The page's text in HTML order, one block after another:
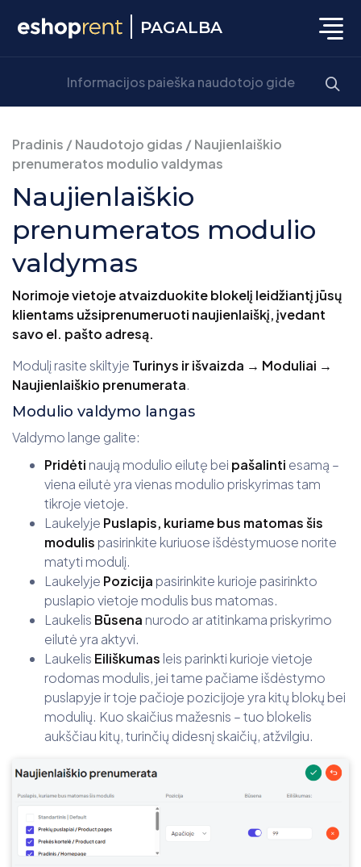
PAGALBA
Pradinis /Naudotojo gidas /Naujienlaiškio
prenumeratos modulio valdymas
Naujienlaiškio
prenumeratos modulio
valdymas
Norimoje vietoje atvaizduokite blokelį leidžiantį jūsų
klientams užsiprenumeruoti naujienlaiškį, įvedant
savo el. pašto adresą.
Modulį rasite skiltyje Turinys ir išvaizda → Moduliai →
Naujienlaiškio prenumerata.
Modulio valdymo langas
Valdymo lange galite:
Pridėti naują modulio eilutę bei pašalinti esamą –
viena eilutė yra vienas modulio priskyrimas tam
tikroje vietoje.
Laukelyje Puslapis, kuriame bus matomas šis
modulis pasirinkite kuriuose išdėstymuose norite
matyti modulį.
Laukelyje Pozicija pasirinkite kurioje pasirinkto
puslapio vietoje modulis bus matomas.
Laukelis Būsena nurodo ar atitinkama priskyrimo
eilutė yra aktyvi.
Laukelis Eiliškumas leis parinkti kurioje vietoje
rodomas modulis, jei tame pačiame išdėstymo
puslapyje ir toje pačioje pozicijoje yra kitų blokų bei
modulių. Kuo skaičius mažesnis – tuo blokelis
aukščiau kitų, turinčių didesnį skaičių, atžvilgiu.